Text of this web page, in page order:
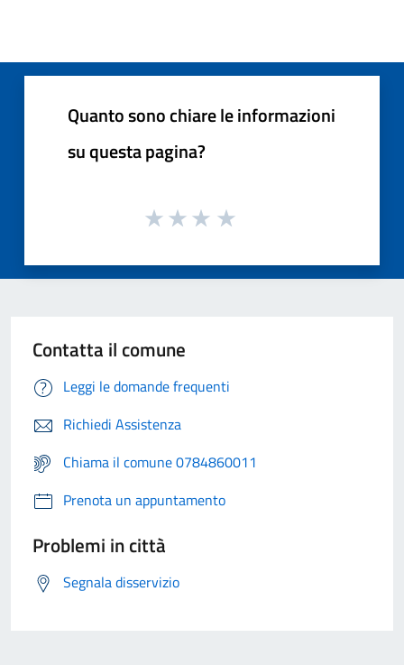
Quanto sono chiare le informazioni
su questa pagina?
Contatta il comune
Leggi le domande frequenti
Richiedi Assistenza
Chiama il comune 0784860011
Prenota un appuntamento
Problemi in città
Segnala disservizio